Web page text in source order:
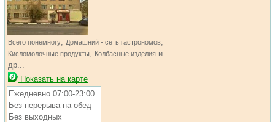
Всего понемногу, Домашний - сеть гастрономов,
Кисломолочные продукты, Колбасные изделия и
др...
Показать на карте
Ежедневно 07:00-23:00
Без перерыва на обед
Без выходных